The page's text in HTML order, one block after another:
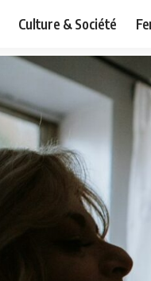
Culture & Société